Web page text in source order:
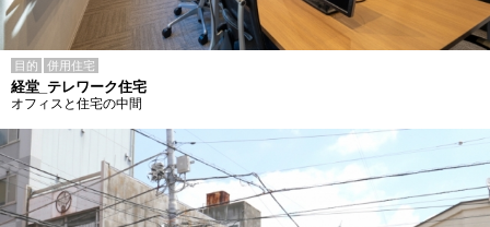
目的 併用住宅
経堂_テレワーク住宅
オフィスと住宅の中間